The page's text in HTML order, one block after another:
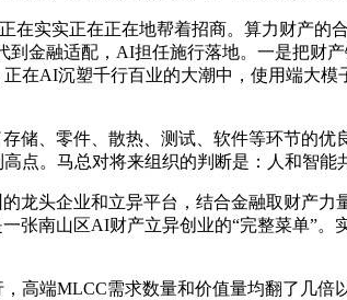
实正在正在地帮着招商。算力财产的
金融适配，AI担任施行落地。一是把财
在AI沉塑千行百业的大潮中，使用端大
、零件、散热、测试、软件等环节的优
点。马总对将来组织的判断是：人和智
头企业和立异平台，结合金融取财产力
张南山区AI财产立异创业的“完整菜单”。
端MLCC需求数量和价值量均翻了几倍